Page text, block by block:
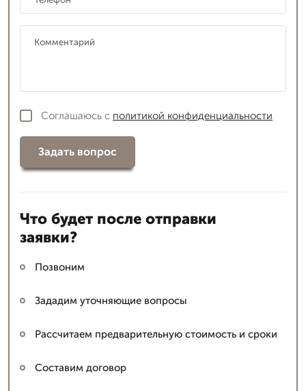
Соглашаюсь с политикой конфиденциальности
Задать вопрос
Что будет после отправки
заявки?
Позвоним
Зададим уточняющие вопросы
Рассчитаем предварительную стоимость и сроки
Составим договор